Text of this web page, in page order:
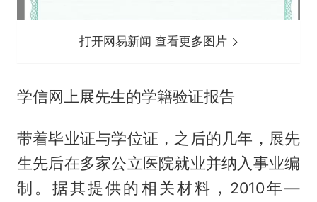
打开网易新闻 查看更多图片
学信网上展先生的学籍验证报告
带着毕业证与学位证，之后的几年，展先
生先后在多家公立医院就业并纳入事业编
制。据其提供的相关材料，2010年—